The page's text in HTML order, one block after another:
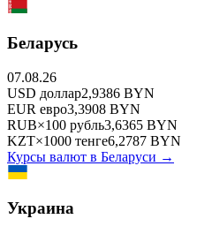
Беларусь
07.08.26
USD доллар2,9386 BYN
EUR евро3,3908 BYN
RUB×100 рубль3,6365 BYN
KZT×1000 тенге6,2787 BYN
Курсы валют в Беларуси →
Украина